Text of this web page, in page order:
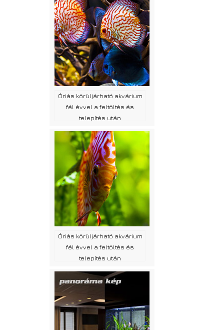
Óriás körüljárható akvárium
fél évvel a feltöltés és
telepítés után
Óriás körüljárható akvárium
fél évvel a feltöltés és
telepítés után